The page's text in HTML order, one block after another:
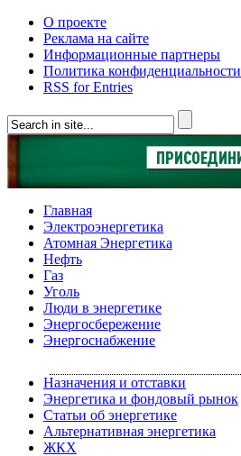
О проекте
Реклама на сайте
Информационные партнеры
Политика конфиденциальности
RSS for Entries
Главная
Электроэнергетика
Атомная Энергетика
Нефть
Газ
Уголь
Люди в энергетике
Энергосбережение
Энергоснабжение
Назначения и отставки
Энергетика и фондовый рынок
Статьи об энергетике
Альтернативная энергетика
ЖКХ